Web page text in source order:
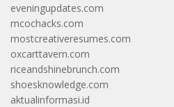
eveningupdates.com
mcochacks.com
mostcreativeresumes.com
oxcarttavern.com
riceandshinebrunch.com
shoesknowledge.com
aktualinformasi.id